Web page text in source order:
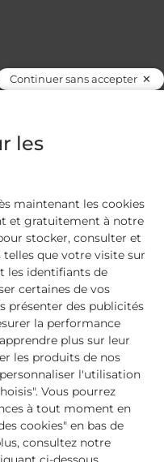
être pendant
sport
Continuer sans accepter
les
maintenant les cookies
et gratuitement à notre
stocker, consulter et
que votre visite sur
les identifiants de
certaines de vos
présenter des publicités
la performance
plus sur leur
les produits de nos
l'utilisation
Vous pourrez
à tout moment en
cookies" en bas de
consultez notre